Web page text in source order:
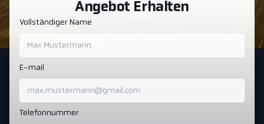
Angebot Erhalten
Vollständiger Name
E-mail
Telefonnummer